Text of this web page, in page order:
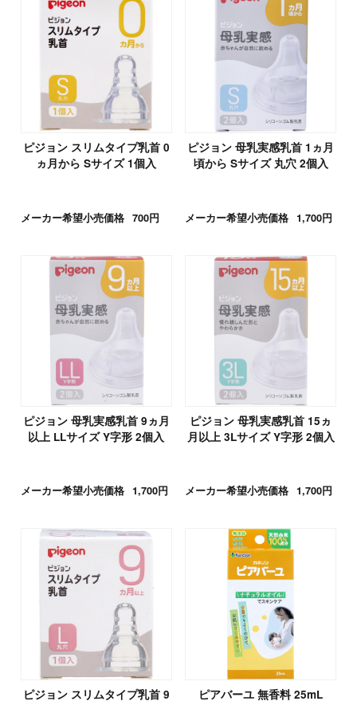
ピジョン スリムタイプ乳首 0
ヵ月から Sサイズ 1個入
メーカー希望小売価格 700円
ピジョン 母乳実感乳首 1ヵ月
頃から Sサイズ 丸穴 2個入
メーカー希望小売価格 1,700円
ピジョン 母乳実感乳首 9ヵ月
以上 LLサイズ Y字形 2個入
メーカー希望小売価格 1,700円
ピジョン 母乳実感乳首 15ヵ
月以上 3Lサイズ Y字形 2個入
メーカー希望小売価格 1,700円
ピジョン スリムタイプ乳首 9
ピアバーユ 無香料 25mL